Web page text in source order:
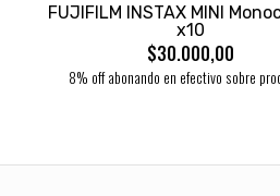
FUJIFILM INSTAX MINI
x10
$30.000,00
8% off abonando en efectivo sobre